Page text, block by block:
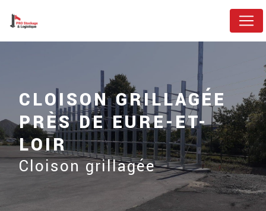
CLOISON GRILLAGÉE
PRÈS DE EURE-ET-
LOIR
Cloison grillagée